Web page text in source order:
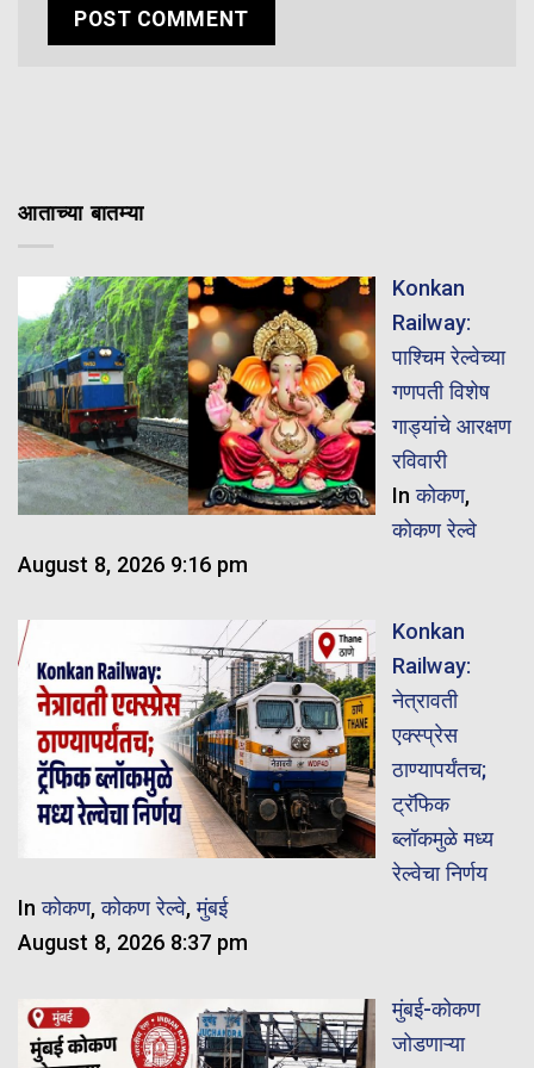
आताच्या बातम्या
Konkan
Railway:
पाश्चिम रेल्वेच्या
गणपती विशेष
गाड्यांचे आरक्षण
रविवारी
Inकोकण,
कोकण रेल्वे
August 8, 2026 9:16 pm
Konkan
Railway:
नेत्रावती
एक्स्प्रेस
ठाण्यापर्यंतच;
ट्रॅफिक
ब्लॉकमुळे मध्य
रेल्वेचा निर्णय
Inकोकण,कोकण रेल्वे,मुंबई
August 8, 2026 8:37 pm
मुंबई-कोकण
जोडणाऱ्या